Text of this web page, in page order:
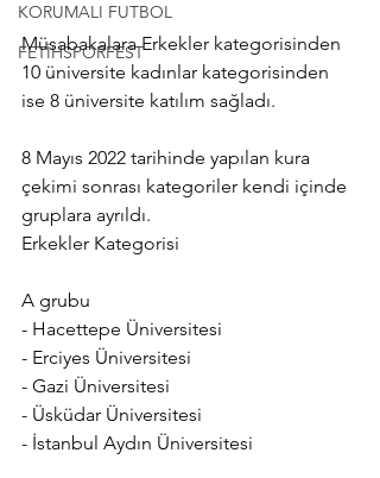
KORUMALI FUTBOL
FETİHSPORFEST
Müsabakalara Erkekler kategorisinden
10 üniversite kadınlar kategorisinden
ise 8 üniversite katılım sağladı.
8 Mayıs 2022 tarihinde yapılan kura
çekimi sonrası kategoriler kendi içinde
gruplara ayrıldı.
Erkekler Kategorisi
A grubu
- Hacettepe Üniversitesi
- Erciyes Üniversitesi
- Gazi Üniversitesi
- Üsküdar Üniversitesi
- İstanbul Aydın Üniversitesi